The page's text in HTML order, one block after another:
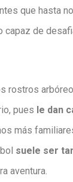
que hasta
capaz de
rostros
pues le dan
más
suele ser
aventura.